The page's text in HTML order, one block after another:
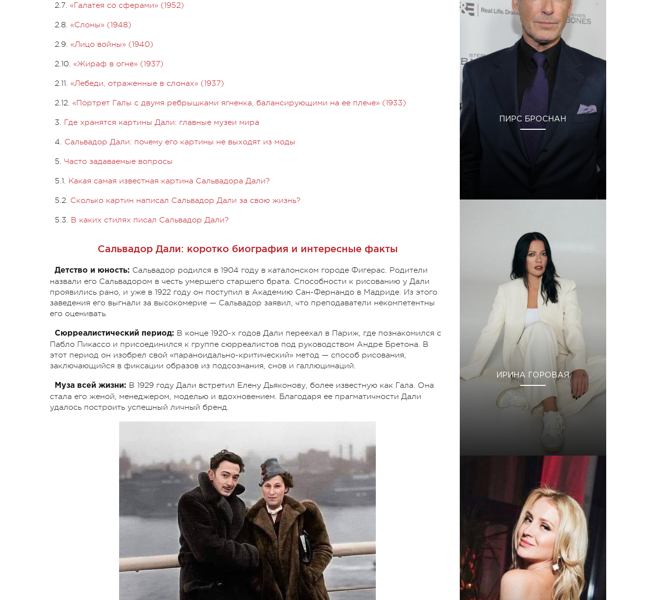
2.7. «Галатея со сферами» (1952)
2.8. «Слоны» (1948)
2.9. «Лицо войны» (1940)
2.10. «Жираф в огне» (1937)
2.11. «Лебеди, отраженные в слонах» (1937)
2.12. «Портрет Галы с двумя ребрышками ягненка, балансирующими на ее плече» (1933)
3. Где хранятся картины Дали: главные музеи мира
4. Сальвадор Дали: почему его картины не выходят из моды
5. Часто задаваемые вопросы
5.1. Какая самая известная картина Сальвадора Дали?
5.2. Сколько картин написал Сальвадор Дали за свою жизнь?
5.3. В каких стилях писал Сальвадор Дали?
Сальвадор Дали: коротко биография и интересные факты
Детство и юность: Сальвадор родился в 1904 году в каталонском городе Фигерас. Родители
назвали его Сальвадором в честь умершего старшего брата. Способности к рисованию у Дали
проявились рано, и уже в 1922 году он поступил в Академию Сан-Фернандо в Мадриде. Из этого
заведения его выгнали за высокомерие — Сальвадор заявил, что преподаватели некомпетентны
его оценивать.
Сюрреалистический период: В конце 1920-х годов Дали переехал в Париж, где познакомился с
Пабло Пикассо и присоединился к группе сюрреалистов под руководством Андре Бретона. В
этот период он изобрел свой «параноидально-критический» метод — способ рисования,
заключающийся в фиксации образов из подсознания, снов и галлюцинаций.
Муза всей жизни: В 1929 году Дали встретил Елену Дьяконову, более известную как Гала. Она
стала его женой, менеджером, моделью и вдохновением. Благодаря ее прагматичности Дали
удалось построить успешный личный бренд.
ПИРС БРОСНАН
ИРИНА ГОРОВАЯ